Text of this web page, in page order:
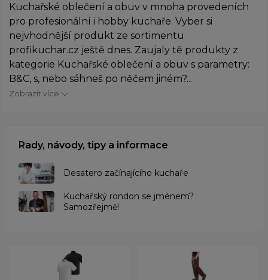
Kuchařské oblečení a obuv v mnoha provedeních
pro profesionální i hobby kuchaře. Vyber si
nejvhodnější produkt ze sortimentu
profikuchar.cz ještě dnes. Zaujaly tě produkty z
kategorie Kuchařské oblečení a obuv s parametry:
B&C, s, nebo sáhneš po něčem jiném?...
Zobrazit více
Rady, návody, tipy a informace
Desatero začínajícího kuchaře
Kuchařský rondon se jménem?
Samozřejmě!